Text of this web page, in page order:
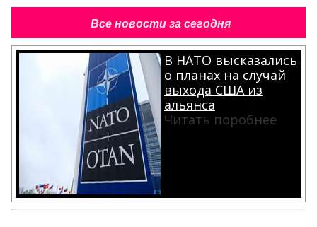
Все новости за сегодня
В НАТО высказались
о планах на случай
выхода США из
альянса
Читать поробнее